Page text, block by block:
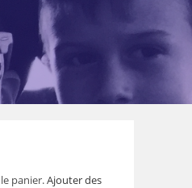
panier.Ajouter des